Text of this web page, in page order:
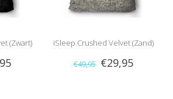
(Zwart) iSleep Crushed Velvet (Zand)
€49,95 €29,95